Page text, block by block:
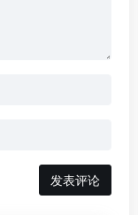
发表评论